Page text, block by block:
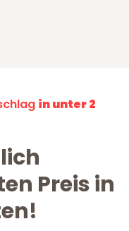
in unter 2
Preis in